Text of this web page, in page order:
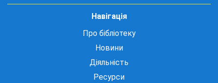
Навігація
Про бібліотеку
Новини
Діяльність
Ресурси